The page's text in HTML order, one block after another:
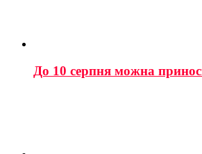
До 10 серпня можна